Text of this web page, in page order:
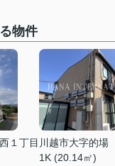
物件
１丁目 川越市大字的場
1K (20.14㎡)